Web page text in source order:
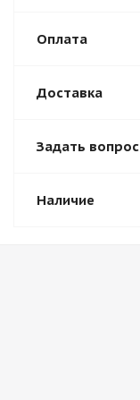
Оплата
Доставка
Задать вопрос
Наличие